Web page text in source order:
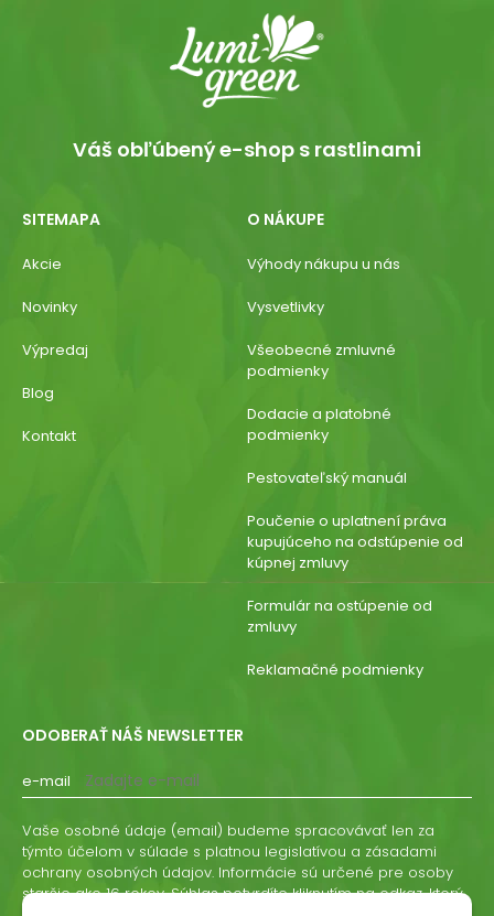
Váš obľúbený e-shop s rastlinami
SITEMAPA
Akcie
Novinky
Výpredaj
Blog
Kontakt
O NÁKUPE
Výhody nákupu u nás
Vysvetlivky
Všeobecné zmluvné
podmienky
Dodacie a platobné
podmienky
Pestovateľský manuál
Poučenie o uplatnení práva
kupujúceho na odstúpenie od
kúpnej zmluvy
Formulár na ostúpenie od
zmluvy
Reklamačné podmienky
ODOBERAŤ NÁŠ NEWSLETTER
e-mail
Vaše osobné údaje (email) budeme spracovávať len za
týmto účelom v súlade s platnou legislatívou a zásadami
ochrany osobných údajov. Informácie sú určené pre osoby
staršie ako 16 rokov. Súhlas potvrdíte kliknutím na odkaz, ktorý